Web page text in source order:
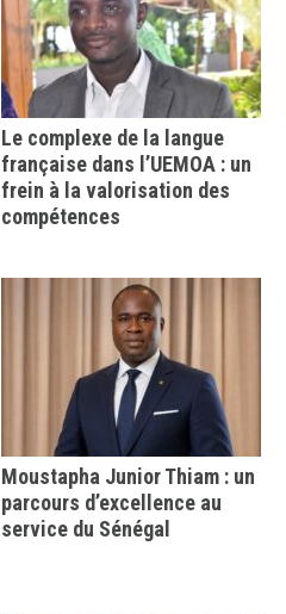
Le complexe de la langue
française dans l’UEMOA : un
frein à la valorisation des
compétences
Moustapha Junior Thiam : un
parcours d’excellence au
service du Sénégal